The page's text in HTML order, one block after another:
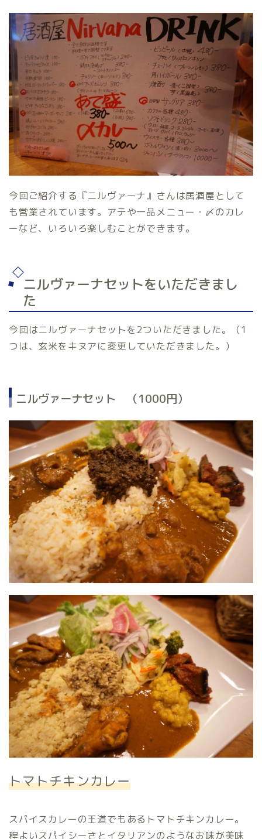
今回ご紹介する『ニルヴァーナ』さんは居酒屋として
も営業されています。アテや一品メニュー・〆のカレ
ーなど、いろいろ楽しむことができます。
ニルヴァーナセットをいただきまし
た
今回はニルヴァーナセットを2ついただきました。（1
つは、玄米をキヌアに変更していただきました。）
ニルヴァーナセット （1000円）
トマトチキンカレー
スパイスカレーの王道でもあるトマトチキンカレー。
程よいスパイシーさとイタリアンのようなお味が美味